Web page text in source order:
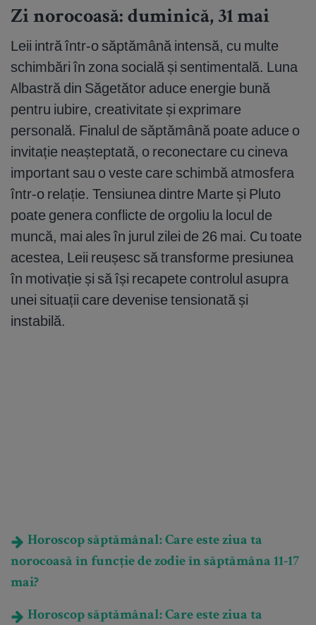
Zi norocoasă: duminică, 31 mai
Leii intră într-o săptămână intensă, cu multe
schimbări în zona socială și sentimentală. Luna
Albastră din Săgetător aduce energie bună
pentru iubire, creativitate și exprimare
personală. Finalul de săptămână poate aduce o
invitație neașteptată, o reconectare cu cineva
important sau o veste care schimbă atmosfera
într-o relație. Tensiunea dintre Marte și Pluto
poate genera conflicte de orgoliu la locul de
muncă, mai ales în jurul zilei de 26 mai. Cu toate
acestea, Leii reușesc să transforme presiunea
în motivație și să își recapete controlul asupra
unei situații care devenise tensionată și
instabilă.
Horoscop săptămânal: Care este ziua ta
norocoasă în funcție de zodie în săptămâna 11-17
mai?
Horoscop săptămânal: Care este ziua ta